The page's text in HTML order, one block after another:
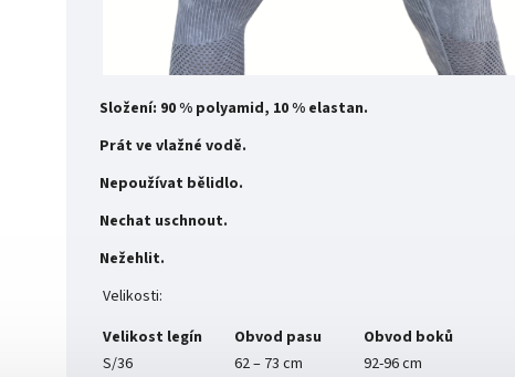
Složení: 90 % polyamid, 10 % elastan.
Prát ve vlažné vodě.
Nepoužívat bělidlo.
Nechat uschnout.
Nežehlit.
Velikosti:
Velikost legín
Obvod pasu
Obvod boků
S/36
62 – 73 cm
92-96 cm